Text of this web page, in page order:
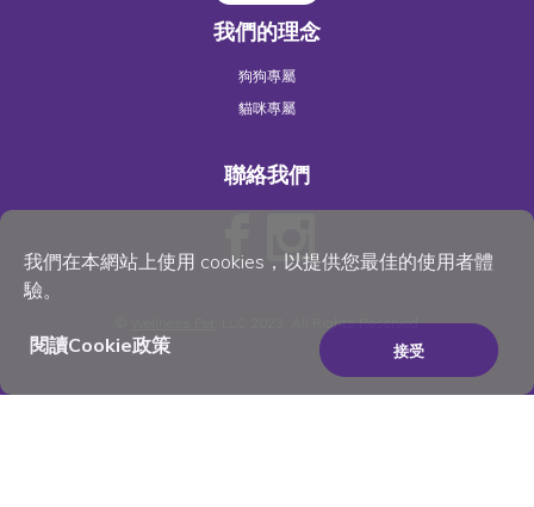
我們在本網站上使用 cookies，以提供您最佳的使用者體
驗。
閱讀Cookie政策 接受
我們的理念
狗狗專屬
貓咪專屬
聯絡我們
, LLC 2023. All Rights Reserved